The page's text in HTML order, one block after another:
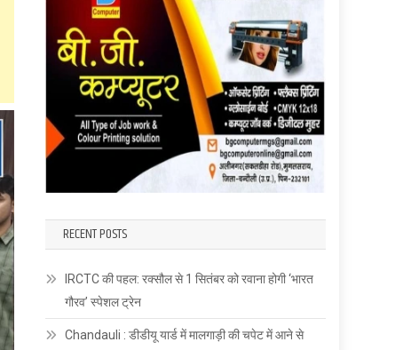
RECENT POSTS
IRCTC की पहल: रक्सौल से 1 सितंबर को रवाना होगी ‘भारत
गौरव’ स्पेशल ट्रेन
Chandauli : डीडीयू यार्ड में मालगाड़ी की चपेट में आने से